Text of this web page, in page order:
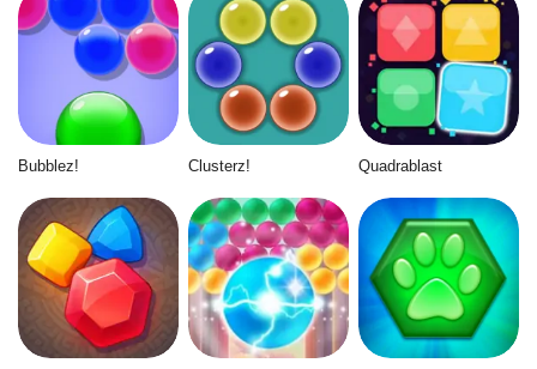
Bubblez! Clusterz! Quadrablast